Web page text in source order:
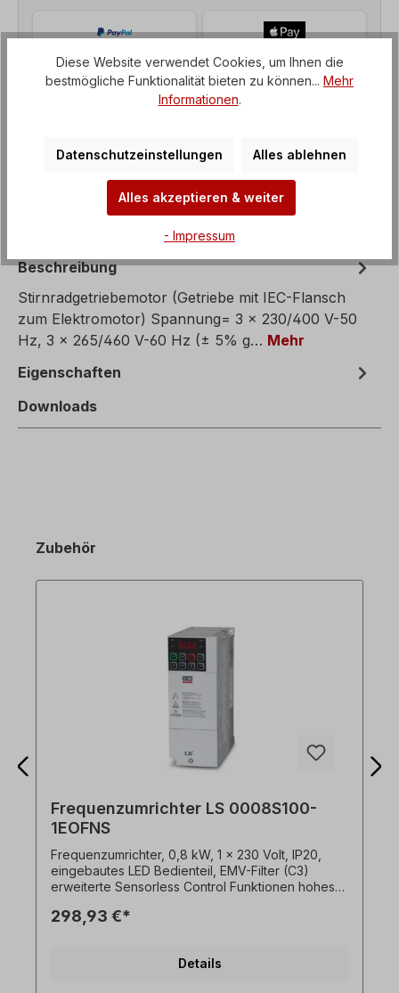
Beschreibung
Stirnradgetriebemotor (Getriebe mit IEC-Flansch
zum Elektromotor) Spannung= 3 x 230/400 V-50
Hz, 3 x 265/460 V-60 Hz (± 5% g… Mehr
Eigenschaften
Downloads
Zubehör
Frequenzumrichter LS 0008S100-
1EOFNS
Frequenzumrichter, 0,8 kW, 1 x 230 Volt, IP20,
eingebautes LED Bedienteil, EMV-Filter (C3)
erweiterte Sensorless Control Funktionen hohes
Leistungsdichte, kompakte Abmessungen,
Einsatz Heavy Duty 150% während 1 min oder
298,93 €*
Details
Diese Website verwendet Cookies, um Ihnen die
bestmögliche Funktionalität bieten zu können... Mehr
Informationen.
Datenschutzeinstellungen Alles ablehnen
Alles akzeptieren & weiter
- Impressum